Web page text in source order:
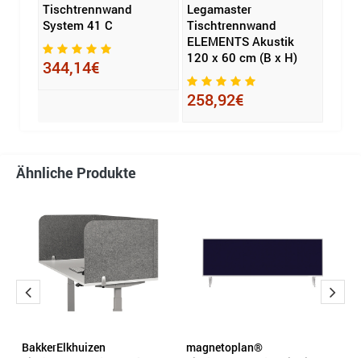
Tischtrennwand
System 41 C
344,14€
Legamaster
Tischtrennwand
ELEMENTS Akustik
120 x 60 cm (B x H)
258,92€
Ähnliche Produkte
BakkerElkhuizen
magnetoplan®